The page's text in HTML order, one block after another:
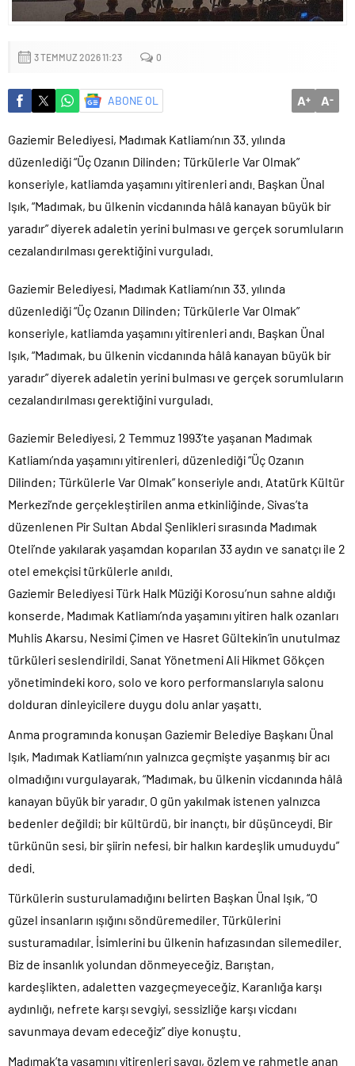
Küçük işletmeler büyük siber risklerle karşı karşıya
3 TEMMUZ 2026 11:23 0
ABONE OL A+ A-
Gaziemir Belediyesi, Madımak Katliamı’nın 33. yılında
düzenlediği “Üç Ozanın Dilinden; Türkülerle Var Olmak”
konseriyle, katliamda yaşamını yitirenleri andı. Başkan Ünal
Işık, “Madımak, bu ülkenin vicdanında hâlâ kanayan büyük bir
yaradır” diyerek adaletin yerini bulması ve gerçek sorumluların
cezalandırılması gerektiğini vurguladı.
Gaziemir Belediyesi, Madımak Katliamı’nın 33. yılında
düzenlediği “Üç Ozanın Dilinden; Türkülerle Var Olmak”
konseriyle, katliamda yaşamını yitirenleri andı. Başkan Ünal
Işık, “Madımak, bu ülkenin vicdanında hâlâ kanayan büyük bir
yaradır” diyerek adaletin yerini bulması ve gerçek sorumluların
cezalandırılması gerektiğini vurguladı.
Gaziemir Belediyesi, 2 Temmuz 1993’te yaşanan Madımak
Katliamı’nda yaşamını yitirenleri, düzenlediği “Üç Ozanın
Dilinden; Türkülerle Var Olmak” konseriyle andı. Atatürk Kültür
Merkezi’nde gerçekleştirilen anma etkinliğinde, Sivas’ta
düzenlenen Pir Sultan Abdal Şenlikleri sırasında Madımak
Oteli’nde yakılarak yaşamdan koparılan 33 aydın ve sanatçı ile 2
otel emekçisi türkülerle anıldı.
Gaziemir Belediyesi Türk Halk Müziği Korosu’nun sahne aldığı
konserde, Madımak Katliamı’nda yaşamını yitiren halk ozanları
Muhlis Akarsu, Nesimi Çimen ve Hasret Gültekin’in unutulmaz
türküleri seslendirildi. Sanat Yönetmeni Ali Hikmet Gökçen
yönetimindeki koro, solo ve koro performanslarıyla salonu
dolduran dinleyicilere duygu dolu anlar yaşattı.
Anma programında konuşan Gaziemir Belediye Başkanı Ünal
Işık, Madımak Katliamı’nın yalnızca geçmişte yaşanmış bir acı
olmadığını vurgulayarak, “Madımak, bu ülkenin vicdanında hâlâ
kanayan büyük bir yaradır. O gün yakılmak istenen yalnızca
bedenler değildi; bir kültürdü, bir inançtı, bir düşünceydi. Bir
türkünün sesi, bir şiirin nefesi, bir halkın kardeşlik umuduydu”
dedi.
Türkülerin susturulamadığını belirten Başkan Ünal Işık, “O
güzel insanların ışığını söndüremediler. Türkülerini
susturamadılar. İsimlerini bu ülkenin hafızasından silemediler.
Biz de insanlık yolundan dönmeyeceğiz. Barıştan,
kardeşlikten, adaletten vazgeçmeyeceğiz. Karanlığa karşı
aydınlığı, nefrete karşı sevgiyi, sessizliğe karşı vicdanı
savunmaya devam edeceğiz” diye konuştu.
Madımak’ta yaşamını yitirenleri saygı, özlem ve rahmetle anan